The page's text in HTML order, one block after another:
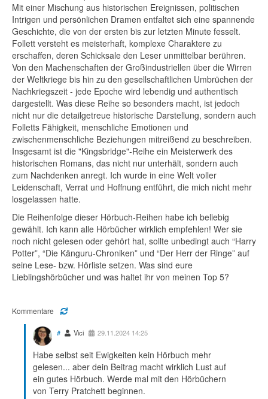
Mit einer Mischung aus historischen Ereignissen, politischen
Intrigen und persönlichen Dramen entfaltet sich eine spannende
Geschichte, die von der ersten bis zur letzten Minute fesselt.
Follett versteht es meisterhaft, komplexe Charaktere zu
erschaffen, deren Schicksale den Leser unmittelbar berühren.
Von den Machenschaften der Großindustriellen über die Wirren
der Weltkriege bis hin zu den gesellschaftlichen Umbrüchen der
Nachkriegszeit - jede Epoche wird lebendig und authentisch
dargestellt. Was diese Reihe so besonders macht, ist jedoch
nicht nur die detailgetreue historische Darstellung, sondern auch
Folletts Fähigkeit, menschliche Emotionen und
zwischenmenschliche Beziehungen mitreißend zu beschreiben.
Insgesamt ist die "Kingsbridge"-Reihe ein Meisterwerk des
historischen Romans, das nicht nur unterhält, sondern auch
zum Nachdenken anregt. Ich wurde in eine Welt voller
Leidenschaft, Verrat und Hoffnung entführt, die mich nicht mehr
losgelassen hatte.
Die Reihenfolge dieser Hörbuch-Reihen habe ich beliebig
gewählt. Ich kann alle Hörbücher wirklich empfehlen! Wer sie
noch nicht gelesen oder gehört hat, sollte unbedingt auch “Harry
Potter”, “Die Känguru-Chroniken” und “Der Herr der Ringe” auf
seine Lese- bzw. Hörliste setzen. Was sind eure
Lieblingshörbücher und was haltet ihr von meinen Top 5?
Kommentare
# Vici 29.11.2024 14:25
Habe selbst seit Ewigkeiten kein Hörbuch mehr
gelesen... aber dein Beitrag macht wirklich Lust auf
ein gutes Hörbuch. Werde mal mit den Hörbüchern
von Terry Pratchett beginnen.